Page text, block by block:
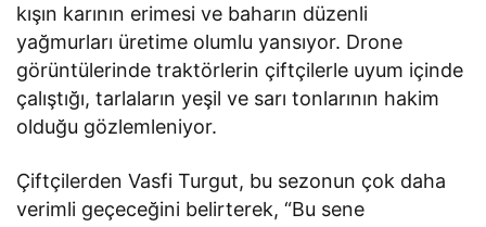
kışın karının erimesi ve baharın düzenli
yağmurları üretime olumlu yansıyor. Drone
görüntülerinde traktörlerin çiftçilerle uyum içinde
çalıştığı, tarlaların yeşil ve sarı tonlarının hakim
olduğu gözlemleniyor.
Çiftçilerden Vasfi Turgut, bu sezonun çok daha
verimli geçeceğini belirterek, “Bu sene